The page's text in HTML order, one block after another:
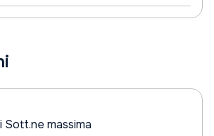
Sott.ne massima